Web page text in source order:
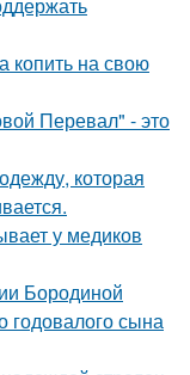
копить на свою
Перевал" - это
которая
у медиков
Бородиной
годовалого сына